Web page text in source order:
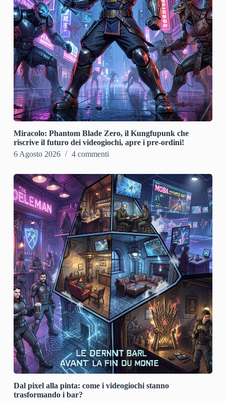
Miracolo: Phantom Blade Zero, il Kungfupunk che
riscrive il futuro dei videogiochi, apre i pre-ordini!
6 Agosto 2026
4 commenti
Dal pixel alla pinta: come i videogiochi stanno
trasformando i bar?